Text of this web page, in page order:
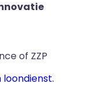
of ZZP
loondienst.